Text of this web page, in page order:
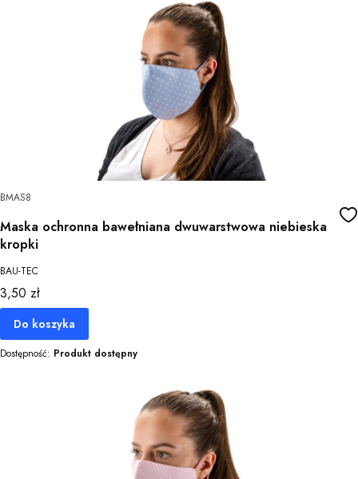
BMAS8
Maska ochronna bawełniana dwuwarstwowa niebieska
kropki
BAU-TEC
Cena
3,50 zł
Do koszyka
Dostępność: Produkt dostępny